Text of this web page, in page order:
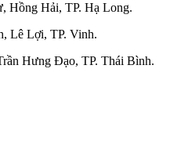
Hồng Hải, TP. Hạ Long.
Lê Lợi, TP. Vinh.
Hưng Đạo, TP. Thái Bình.